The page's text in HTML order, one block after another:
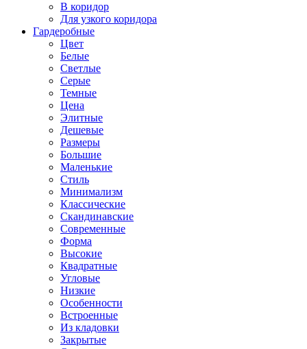
В коридор
Для узкого коридора
Гардеробные
Цвет
Белые
Светлые
Серые
Темные
Цена
Элитные
Дешевые
Размеры
Большие
Маленькие
Стиль
Минимализм
Классические
Скандинавские
Современные
Форма
Высокие
Квадратные
Угловые
Низкие
Особенности
Встроенные
Из кладовки
Закрытые